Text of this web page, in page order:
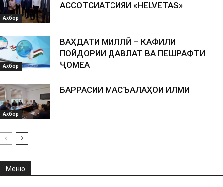
Ахбор
АССОТСИАТСИЯИ «HELVETAS»
Ахбор
ВАҲДАТИ МИЛЛӢ – КАФИЛИ
ПОЙДОРИИ ДАВЛАТ ВА ПЕШРАФТИ
ҶОМЕА
Ахбор
БАРРАСИИ МАСЪАЛАҲОИ ИЛМИ
Меню